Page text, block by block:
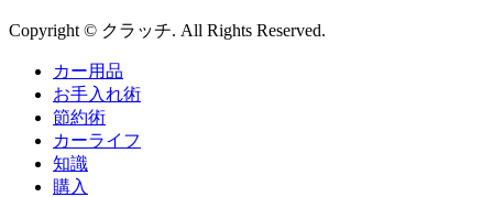
Copyright © クラッチ. All Rights Reserved.
カー用品
お手入れ術
節約術
カーライフ
知識
購入